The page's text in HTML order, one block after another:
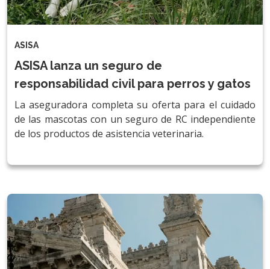
ASISA
ASISA lanza un seguro de
responsabilidad civil para perros y gatos
La aseguradora completa su oferta para el cuidado
de las mascotas con un seguro de RC independiente
de los productos de asistencia veterinaria.